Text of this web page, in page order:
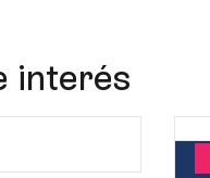
interés